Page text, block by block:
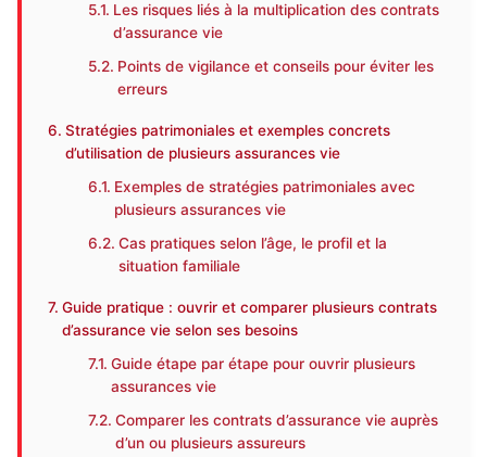
Les risques liés à la multiplication des contrats
d’assurance vie
Points de vigilance et conseils pour éviter les
erreurs
Stratégies patrimoniales et exemples concrets
d’utilisation de plusieurs assurances vie
Exemples de stratégies patrimoniales avec
plusieurs assurances vie
Cas pratiques selon l’âge, le profil et la
situation familiale
Guide pratique : ouvrir et comparer plusieurs contrats
d’assurance vie selon ses besoins
Guide étape par étape pour ouvrir plusieurs
assurances vie
Comparer les contrats d’assurance vie auprès
d’un ou plusieurs assureurs